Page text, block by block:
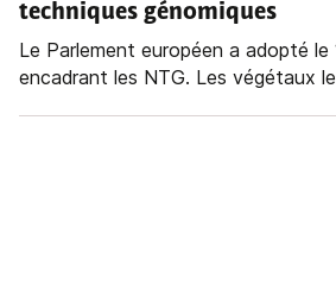
techniques génomiques
Le Parlement européen a adopté le
encadrant les NTG. Les végétaux